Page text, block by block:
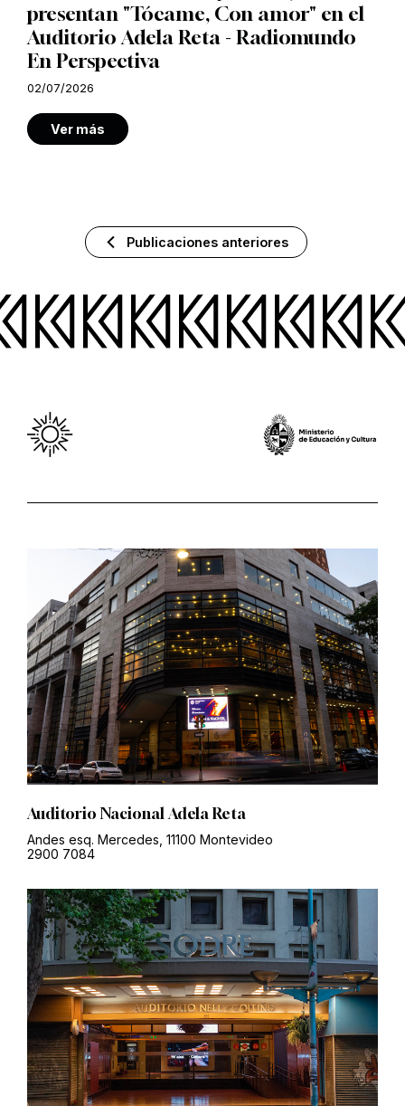
presentan "Tócame, Con amor" en el
Auditorio Adela Reta - Radiomundo
En Perspectiva
02/07/2026
Ver más
Publicaciones anteriores
Auditorio Nacional Adela Reta
Andes esq. Mercedes, 11100 Montevideo
2900 7084